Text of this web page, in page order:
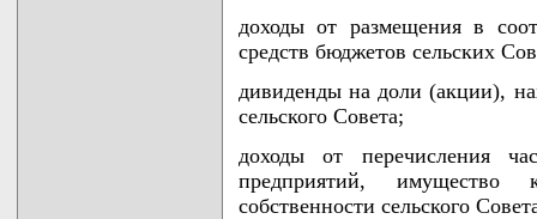
доходы от размещения в
средств бюджетов сельских
дивиденды на доли (акции),
сельского Совета;
доходы от перечисления
предприятий, имущество
собственности сельского